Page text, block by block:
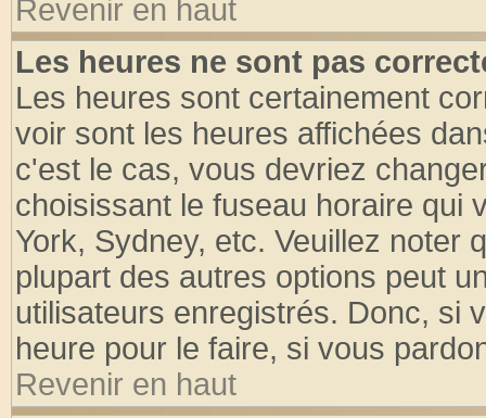
Revenir en haut
Les heures ne sont pas
Les heures sont certainement
voir sont les heures affichées
c'est le cas, vous devriez
choisissant le fuseau horaire qui
York, Sydney, etc. Veuillez noter
plupart des autres options peut
utilisateurs enregistrés. Donc, si
heure pour le faire, si vous
Revenir en haut